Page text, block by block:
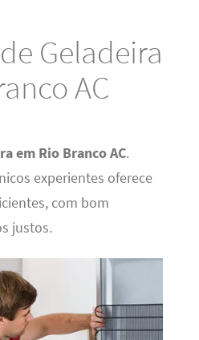
Geladeira
AC
em Rio Branco AC.
experientes oferece
com bom
justos.